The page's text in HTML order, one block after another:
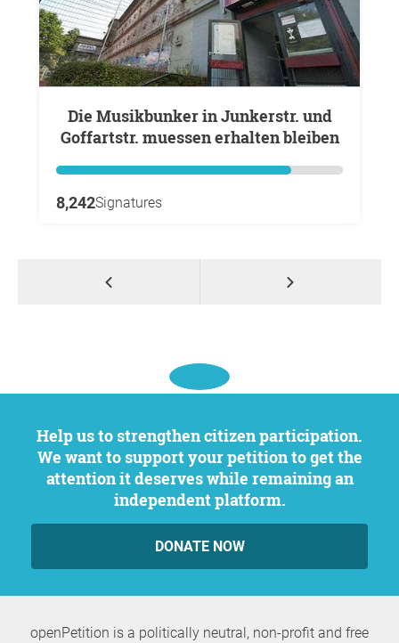
Die Musikbunker in Junkerstr. und
Goffartstr. muessen erhalten bleiben
8,242Signatures
Help us to strengthen citizen participation.
We want to support your petition to get the
attention it deserves while remaining an
independent platform.
DONATE NOW
openPetition is a politically neutral, non-profit and free